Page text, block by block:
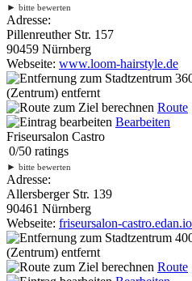
► bitte bewerten
Adresse:
Pillenreuther Str. 157
90459 Nürnberg
Webseite: www.loom-hairstyle.de
(Zentrum) entfernt
Route
Bearbeiten
Friseursalon Castro
0/50 ratings
► bitte bewerten
Adresse:
Allersberger Str. 139
90461 Nürnberg
Webseite: friseursalon-castro.edan.io
(Zentrum) entfernt
Route